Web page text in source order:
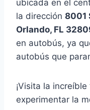
ubicada en el
la dirección 8001
Orlando, FL
en autobús, ya
autobús que
¡Visita la
experimentar la